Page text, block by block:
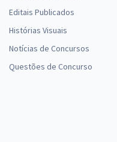
Editais Publicados
Histórias Visuais
Notícias de Concursos
Questões de Concurso